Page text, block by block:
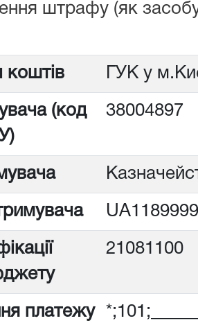
штрафу (як
коштів ГУК у
(код
21081100
платежу